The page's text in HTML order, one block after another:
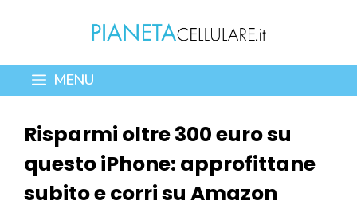
contenuto
MENU
Risparmi oltre 300 euro su
questo iPhone: approfittane
subito e corri su Amazon